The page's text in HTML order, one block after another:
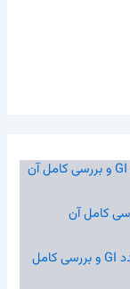
شاخص گلیسمی جو دو سر خام | عدد GI و بررسی کامل